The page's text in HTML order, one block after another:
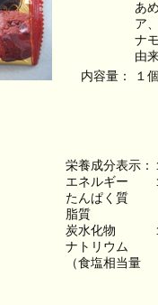
あ
ア
ナ
由
内容量：
１
栄養成分表示：
エネルギー　
たんぱく質　　
脂質　　　　　
炭水化物　　　
ナトリウム　　
（食塩相当量